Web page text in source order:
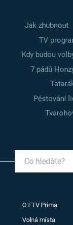
Jak zhubnout
TV
Kdy budou
7 pádů
Pěstování
O FTV Prima
Volná místa